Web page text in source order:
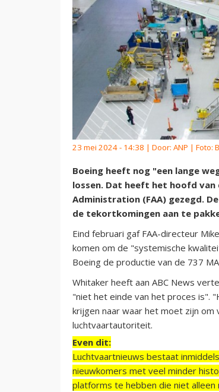
23 mei 2024 - 14:38 | Door: ANP | Foto:
Boeing heeft nog "een lange
lossen. Dat heeft het hoofd
Administration (FAA) gezegd.
de tekortkomingen aan te
Eind februari gaf FAA-directeur
komen om de "systemische
Boeing de productie van de 737
Whitaker heeft aan ABC News
"niet het einde van het proces is".
krijgen naar waar het moet zijn om
luchtvaartautoriteit.
Even dit:
Luchtvaartnieuws bestaat
nieuwkomers met veel minder
platforms te hebben die niet